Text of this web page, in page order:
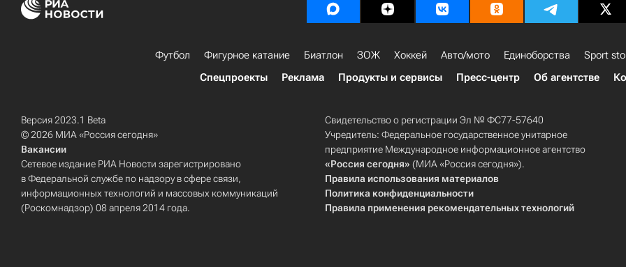
Футбол Фигурное катание Биатлон ЗОЖ Хоккей Авто/мото Единоборства
Sport
Спецпроекты
Реклама Продукты и сервисы Пресс-центр Об агентстве
Версия 2023.1 Beta
© 2026 МИА «Россия сегодня»
Вакансии
Сетевое издание РИА Новости зарегистрировано
в Федеральной службе по надзору в сфере связи,
информационных технологий и массовых коммуникаций
(Роскомнадзор) 08 апреля 2014 года.
Свидетельство о регистрации Эл № ФС77-57640
Учредитель: Федеральное государственное унитарное
предприятие Международное информационное агентство
«Россия сегодня» (МИА «Россия сегодня»).
Правила использования материалов
Политика конфиденциальности
Правила применения рекомендательных технологий